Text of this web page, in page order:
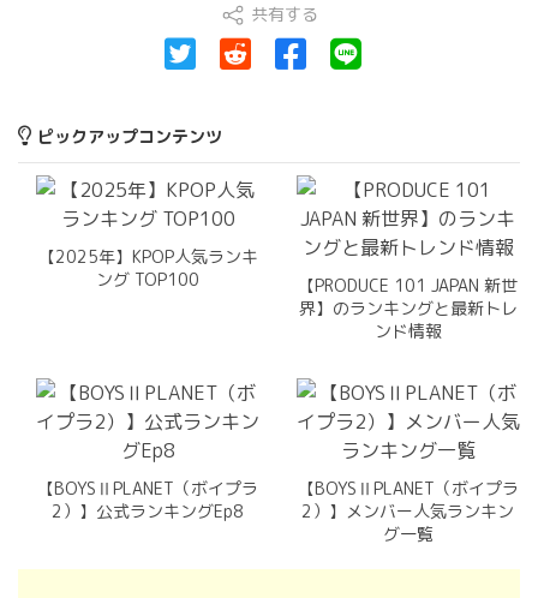
共有する
ピックアップコンテンツ
【2025年】KPOP人気ランキ
ング TOP100
【PRODUCE 101 JAPAN 新世
界】のランキングと最新トレ
ンド情報
【BOYSⅡPLANET（ボイプラ
2）】公式ランキングEp8
【BOYSⅡPLANET（ボイプラ
2）】メンバー人気ランキン
グ一覧